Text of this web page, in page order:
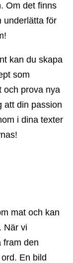
Om det finns
underlätta för
kan du skapa
som
och prova nya
att din passion
i dina texter
mat och kan
När vi
fram den
En bild